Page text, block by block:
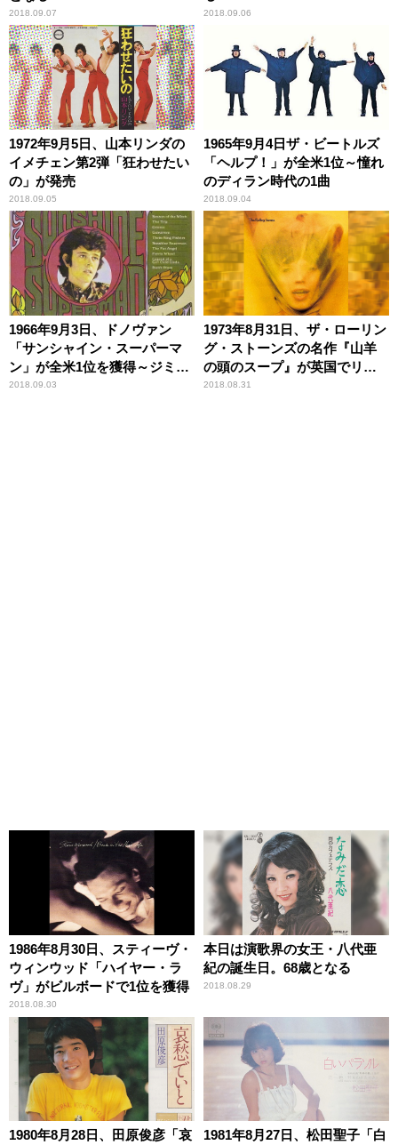
2018.09.07 2018.09.06
1972年9月5日、山本リンダの
イメチェン第2弾「狂わせたい
の」が発売
2018.09.05
1965年9月4日ザ・ビートルズ
「ヘルプ！」が全米1位～憧れ
のディラン時代の1曲
2018.09.04
1966年9月3日、ドノヴァン
「サンシャイン・スーパーマ
ン」が全米1位を獲得～ジミ
ー・ペイジが参加した革新作
2018.09.03
1973年8月31日、ザ・ローリン
グ・ストーンズの名作『山羊
の頭のスープ』が英国でリリ
ース
2018.08.31
1986年8月30日、スティーヴ・
ウィンウッド「ハイヤー・ラ
ヴ」がビルボードで1位を獲得
2018.08.30
本日は演歌界の女王・八代亜
紀の誕生日。68歳となる
2018.08.29
1980年8月28日、田原俊彦「哀
1981年8月27日、松田聖子「白